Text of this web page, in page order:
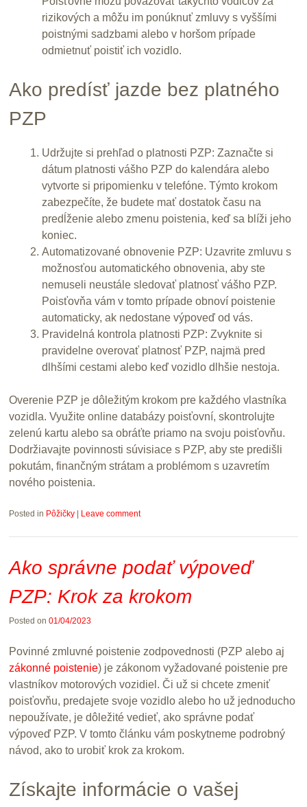
rizikových a môžu im ponúknuť zmluvy s vyššími
poistnými sadzbami alebo v horšom prípade
odmietnuť poistiť ich vozidlo.
Ako predísť jazde bez platného
PZP
Udržujte si prehľad o platnosti PZP: Zaznačte si
dátum platnosti vášho PZP do kalendára alebo
vytvorte si pripomienku v telefóne. Týmto krokom
zabezpečíte, že budete mať dostatok času na
predĺženie alebo zmenu poistenia, keď sa blíži jeho
koniec.
Automatizované obnovenie PZP: Uzavrite zmluvu s
možnosťou automatického obnovenia, aby ste
nemuseli neustále sledovať platnosť vášho PZP.
Poisťovňa vám v tomto prípade obnoví poistenie
automaticky, ak nedostane výpoveď od vás.
Pravidelná kontrola platnosti PZP: Zvyknite si
pravidelne overovať platnosť PZP, najmä pred
dlhšími cestami alebo keď vozidlo dlhšie nestoja.
Overenie PZP je dôležitým krokom pre každého vlastníka
vozidla. Využite online databázy poisťovní, skontrolujte
zelenú kartu alebo sa obráťte priamo na svoju poisťovňu.
Dodržiavajte povinnosti súvisiace s PZP, aby ste predišli
pokutám, finančným strátam a problémom s uzavretím
nového poistenia.
Posted in Pôžičky | Leave comment
Ako správne podať výpoveď
PZP: Krok za krokom
Posted on 01/04/2023
Povinné zmluvné poistenie zodpovednosti (PZP alebo aj
zákonné poistenie) je zákonom vyžadované poistenie pre
vlastníkov motorových vozidiel. Či už si chcete zmeniť
poisťovňu, predajete svoje vozidlo alebo ho už jednoducho
nepoužívate, je dôležité vedieť, ako správne podať
výpoveď PZP. V tomto článku vám poskytneme podrobný
návod, ako to urobiť krok za krokom.
Získajte informácie o vašej